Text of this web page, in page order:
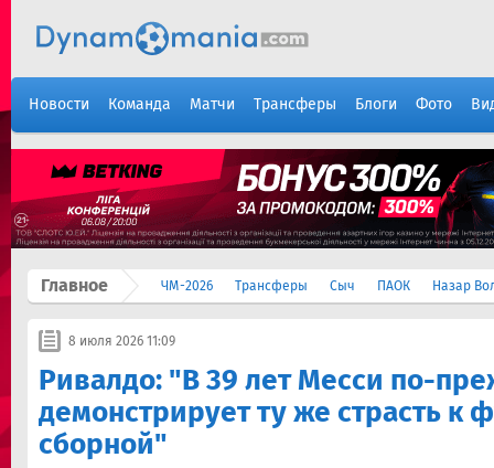
Новости Команда Матчи Трансферы Блоги Фото
Главное ЧМ-2026 Трансферы Сыч ПАОК Назар
8 июля 2026 11:09
Ривалдо: "В 39 лет Месси по-
демонстрирует ту же страсть к
сборной"